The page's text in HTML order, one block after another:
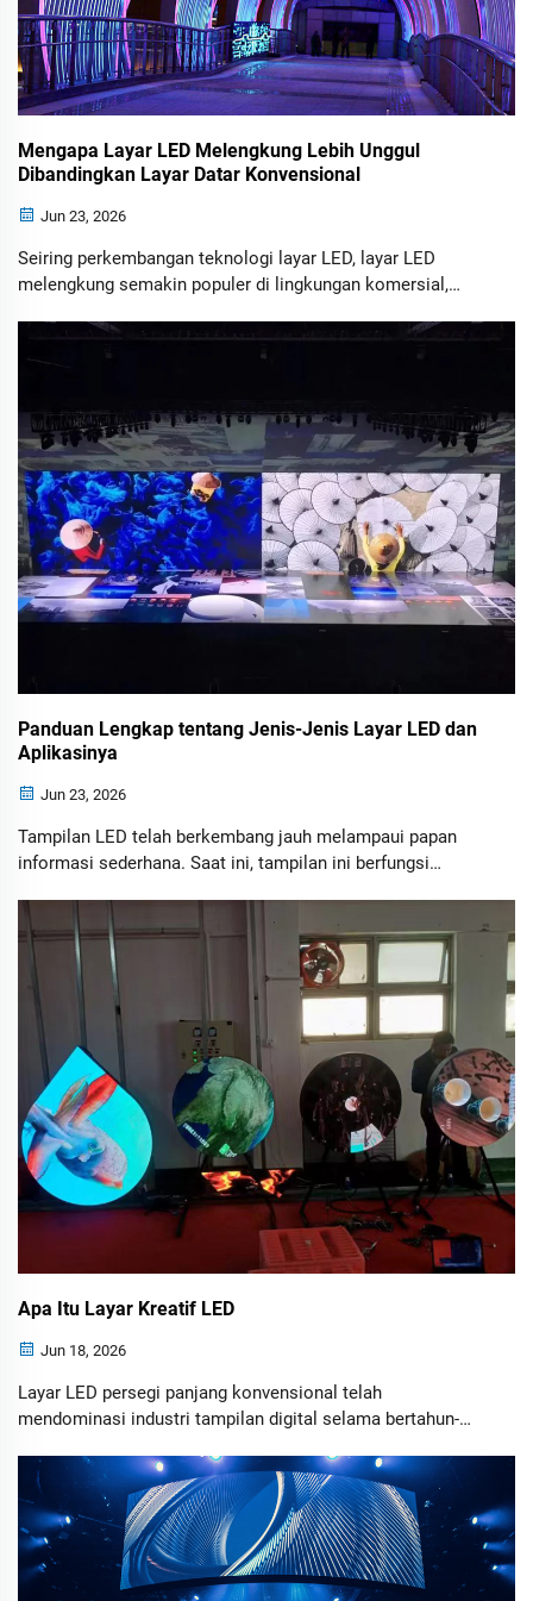
Mengapa Layar LED Melengkung Lebih Unggul
Dibandingkan Layar Datar Konvensional
Jun 23, 2026
Seiring perkembangan teknologi layar LED, layar LED
melengkung semakin populer di lingkungan komersial,
dan pusat kendali hingga panggung berskala besar dan
bioskop digital, layar LED melengkung menawarkan
konvensional.
Panduan Lengkap tentang Jenis-Jenis Layar LED dan
Aplikasinya
Jun 23, 2026
Tampilan LED telah berkembang jauh melampaui papan
informasi sederhana. Saat ini, tampilan ini berfungsi
hiburan, pendidikan, dan promosi merek.
Apa Itu Layar Kreatif LED
Jun 18, 2026
Layar LED persegi panjang konvensional telah
mendominasi industri tampilan digital selama bertahun-
sekadar layar—mereka menginginkan pengalaman visual
yang mampu menarik perhatian, memperkuat identitas
merek, serta menciptakan interaksi yang tak terlupakan.